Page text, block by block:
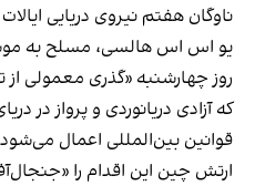
ناوگان هفتم نیروی دریایی
یو اس اس هالسی، مسلح به
روز چهارشنبه «گذری معمولی از
که آزادی دریانوردی و پرواز در
قوانین بین‌المللی اعمال
ارتش چین این اقدام را